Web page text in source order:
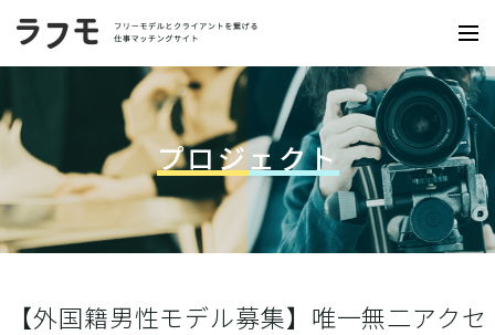
プロジェクト
【外国籍男性モデル募集】唯一無二アクセ